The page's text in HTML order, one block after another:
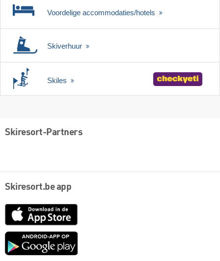
Voordelige accommodaties/hotels
Skiverhuur
Skiles
Skiresort-Partners
Skiresort.be app
App
Google